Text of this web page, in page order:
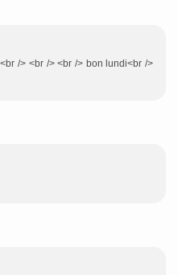
/> <br /> <br /> bon lundi<br />